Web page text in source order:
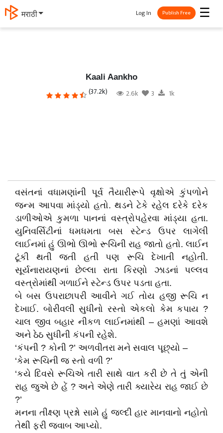
मराठी ☰
Log In Publish Free
Kaali Aankho
(37.2k) 2.6k 3 1k
વસંતનાં વધામણાંની પૂર્વ તૈયારીરૂપે વૃક્ષોએ કુંપળોને
જન્મ આપવા માંડ્યો હતો. થડને ટેકે રહેલ દરેકે દરેક
ડાળીઓએ કુમળા પાનનાં વસ્ત્રોપહેરવા માંડ્યા હતા.
યુનિવર્સિટીનાં ધમધમતા બસ સ્ટેન્ડ ઉપર લાગેલી
લાઈનમાં હું ઊભો ઊભો રૂચિની રાહ જાતો હતો. લાઈન
ટૂંકી થતી જતી હતી પણ રૂચિ દેખાતી નહોતી.
સૂર્યનારાયણનાં છેલ્લા રાતા કિરણો ઝાડનાં પલ્લવ
વસ્ત્રોમાંથી ગળાઈને સ્ટેન્ડ ઉપર પડતા હતા.
બે બસ ઉપરાછાપરી આવીને ગઈ તોય હજી રૂચિ ન
દેખાઈ. બોરીવલી સુધીનો રસ્તો એકલો કેમ કપાય ?
ચાલ જીવ બહાર નીકળ લાઈનમાંથી – હમણાં આવશે
અને ઠેઠ સુધીની કંપની રહેશે.
‘કંપની ? કોની ?’ અળવીતરા મને સવાલ પૂછ્યો –
‘કેમ રૂચિની જ સ્તો વળી ?’
‘કયે દિવસે રૂચિએ તારી સાથે વાત કરી છે તે તું એની
રાહ જુએ છે હેં ? અને એણે તારી ક્યારેય રાહ જાઈ છે
?’
મનના તીક્ષ્ણ પ્રશ્નો સામે હું જલ્દી હાર માનવાનો નહોતો
તેથી ફરી જવાબ આપ્યો.